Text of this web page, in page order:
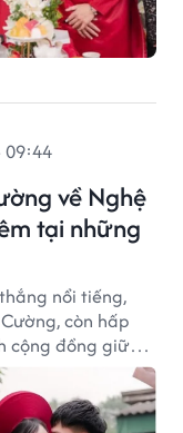
về Nghệ
tại những
09:44
nổi tiếng,
còn hấp
cộng đồng giữa
tại đây là cách
và nhịp sống